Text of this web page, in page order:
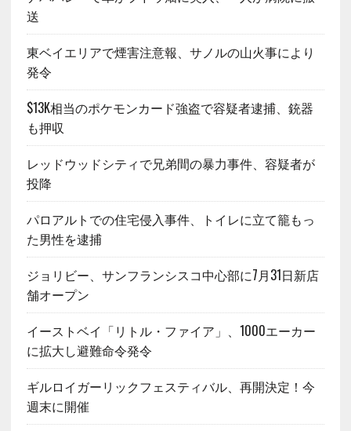
送
東ベイエリアで煙害注意報、サノルの山火事により
発令
$13K相当のポケモンカード強盗で容疑者逮捕、銃器
も押収
レッドウッドシティで兄弟間の暴力事件、容疑者が
投降
パロアルトでの住宅侵入事件、トイレに立て籠もっ
た男性を逮捕
ジョリビー、サンフランシスコ中心部に7月31日新店
舗オープン
イーストベイ「リトル・ファイア」、1000エーカー
に拡大し避難命令発令
ギルロイガーリックフェスティバル、再開決定！今
週末に開催